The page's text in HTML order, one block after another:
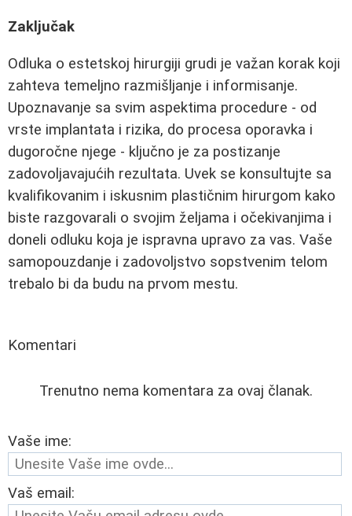
Zaključak
Odluka o estetskoj hirurgiji grudi je važan korak koji
zahteva temeljno razmišljanje i informisanje.
Upoznavanje sa svim aspektima procedure - od
vrste implantata i rizika, do procesa oporavka i
dugoročne njege - ključno je za postizanje
zadovoljavajućih rezultata. Uvek se konsultujte sa
kvalifikovanim i iskusnim plastičnim hirurgom kako
biste razgovarali o svojim željama i očekivanjima i
doneli odluku koja je ispravna upravo za vas. Vaše
samopouzdanje i zadovoljstvo sopstvenim telom
trebalo bi da budu na prvom mestu.
Komentari
Trenutno nema komentara za ovaj članak.
Vaše ime:
Vaš email: